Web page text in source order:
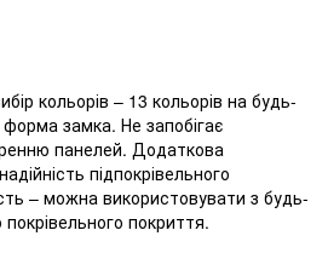
кольорів – 13 кольорів на будь-
замка. Не запобігає
панелей. Додаткова
підпокрівельного
– можна використовувати з будь-
покриття.